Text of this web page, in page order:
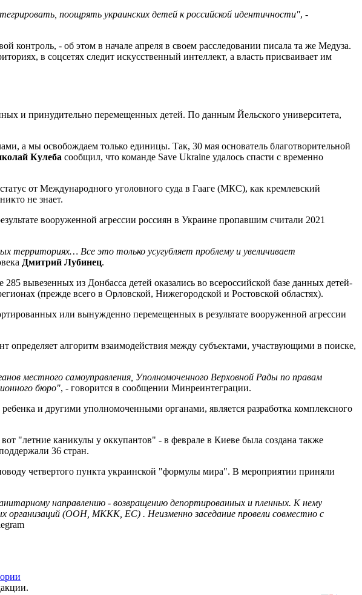
поощрять украинских детей к российской идентичности", -
контроль, - об этом в начале апреля в своем расследовании писала та же Медуза.
в соцсетях следит искусственный интеллект, а власть присваивает им
и принудительно перемещенных детей. По данным Йельского университета,
а мы освобождаем только единицы. Так, 30 мая основатель благотворительной
Кулеба сообщил, что команде Save Ukraine удалось спасти с временно
от Международного уголовного суда в Гааге (МКС), как кремлевский
не знает.
вооруженной агрессии россиян в Украине пропавшим считали 2021
территориях… Все это только усугубляет проблему и увеличивает
Дмитрий Лубинец.
вывезенных из Донбасса детей оказались во всероссийской базе данных детей-
(прежде всего в Орловской, Нижегородской и Ростовской областях).
или вынужденно перемещенных в результате вооруженной агрессии
алгоритм взаимодействия между субъектами, участвующими в поиске,
местного самоуправления, Уполномоченного Верховной Рады по правам
бюро", - говорится в сообщении Минреинтеграции.
и другими уполномоченными органами, является разработка комплексного
"летние каникулы у оккупантов" - в феврале в Киеве была создана также
36 стран.
четвертого пункта украинской "формулы мира". В мероприятии приняли
направлению - возвращению депортированных и пленных. К нему
организаций (ООН, МККК, ЕС) . Неизменно заседание провели совместно с